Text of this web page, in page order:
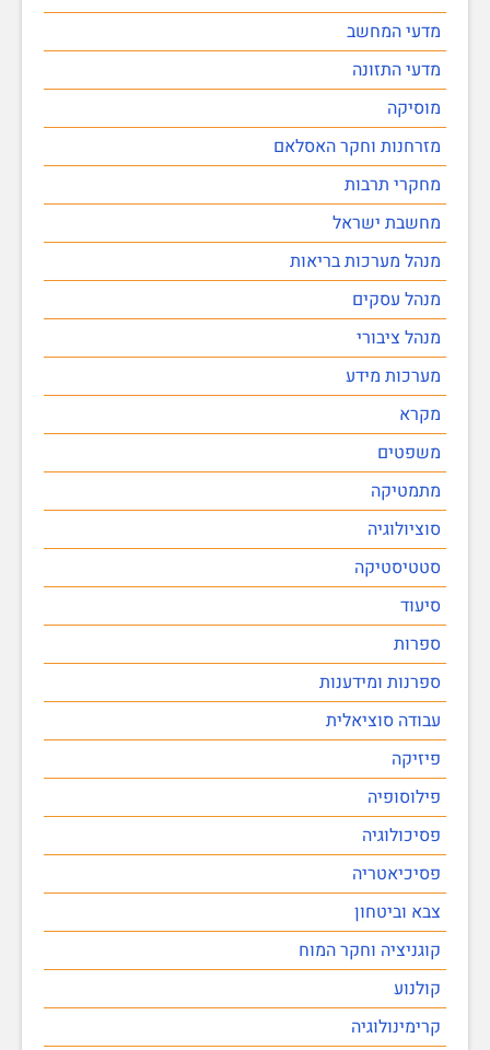
מדעי המחשב
מדעי התזונה
מוסיקה
מזרחנות וחקר האסלאם
מחקרי תרבות
מחשבת ישראל
מנהל מערכות בריאות
מנהל עסקים
מנהל ציבורי
מערכות מידע
מקרא
משפטים
מתמטיקה
סוציולוגיה
סטטיסטיקה
סיעוד
ספרות
ספרנות ומידענות
עבודה סוציאלית
פיזיקה
פילוסופיה
פסיכולוגיה
פסיכיאטריה
צבא וביטחון
קוגניציה וחקר המוח
קולנוע
קרימינולוגיה